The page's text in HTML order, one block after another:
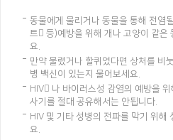
동물에게 물리거나 동물을 통해 전염
트 등)예방을 위해 개나 고양이 같은
요.
만약 물렸거나 할퀴었다면 상처를 비
병 백신이 있는지 물어보세요.
HIV 나 바이러스성 감염의 예방을
사기를 절대 공유해서는 안됩니다.
HIV 및 기타 성병의 전파를 막기 위해
요.